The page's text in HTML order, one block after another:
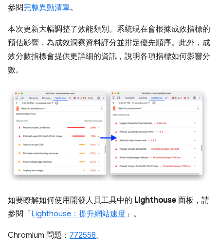
參閱完整異動清單。
本次更新大幅調整了效能類別。系統現在會根據成效指標的
預估影響，為成效洞察資料評分並排定優先順序。此外，成
效分數指標會提供更詳細的資訊，說明各項指標如何影響分
數。
如要瞭解如何使用開發人員工具中的 Lighthouse 面板，請
參閱「Lighthouse：提升網站速度 」。
Chromium 問題： 772558。